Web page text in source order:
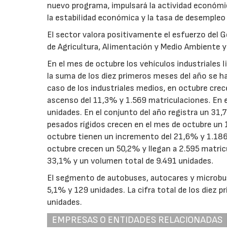
nuevo programa, impulsará la actividad
la estabilidad económica y la tasa de desempleo
El sector valora positivamente el esfuerzo del
de Agricultura, Alimentación y Medio Ambiente
En el mes de octubre los vehículos industriales
la suma de los diez primeros meses del año se
caso de los industriales medios, en octubre
ascenso del 11,3% y 1.569 matriculaciones. En
unidades. En el conjunto del año registra un
pesados rígidos crecen en el mes de octubre
octubre tienen un incremento del 21,6% y
octubre crecen un 50,2% y llegan a 2.595
33,1% y un volumen total de 9.491 unidades.
El segmento de autobuses, autocares y
5,1% y 129 unidades. La cifra total de los diez
unidades.
EMPRESAS O ENTIDADES RELACIONADAS